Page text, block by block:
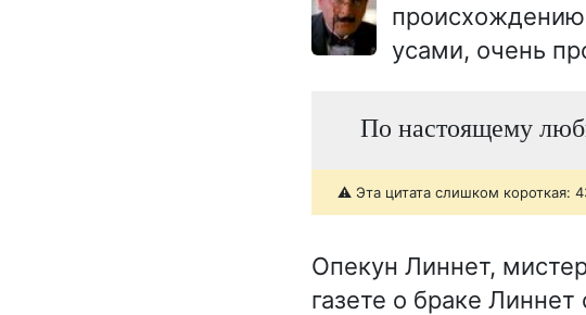
усами, очень
По настоящему
⚠️ Эта цитата слишком короткая:
Опекун Линнет,
газете о браке